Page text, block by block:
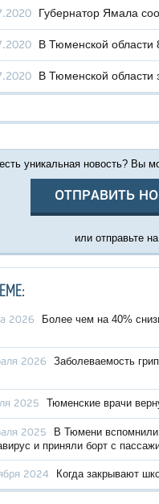
Губернатор Ямала
В Тюменской области
В Тюменской области
уникальная новость? Вы
ОТПРАВИТЬ
или отправьте
2026
Более чем на 40%
2026
Заболеваемость
2025 Тюменские врачи
2025
В Тюмени
и приняли борт с
2024 Когда закрывают